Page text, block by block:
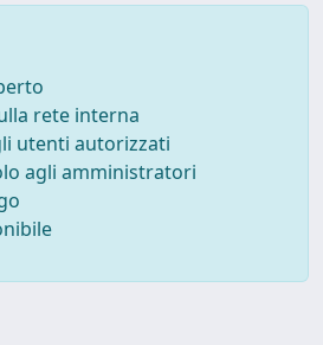
rete interna
utenti autorizzati
agli amministratori